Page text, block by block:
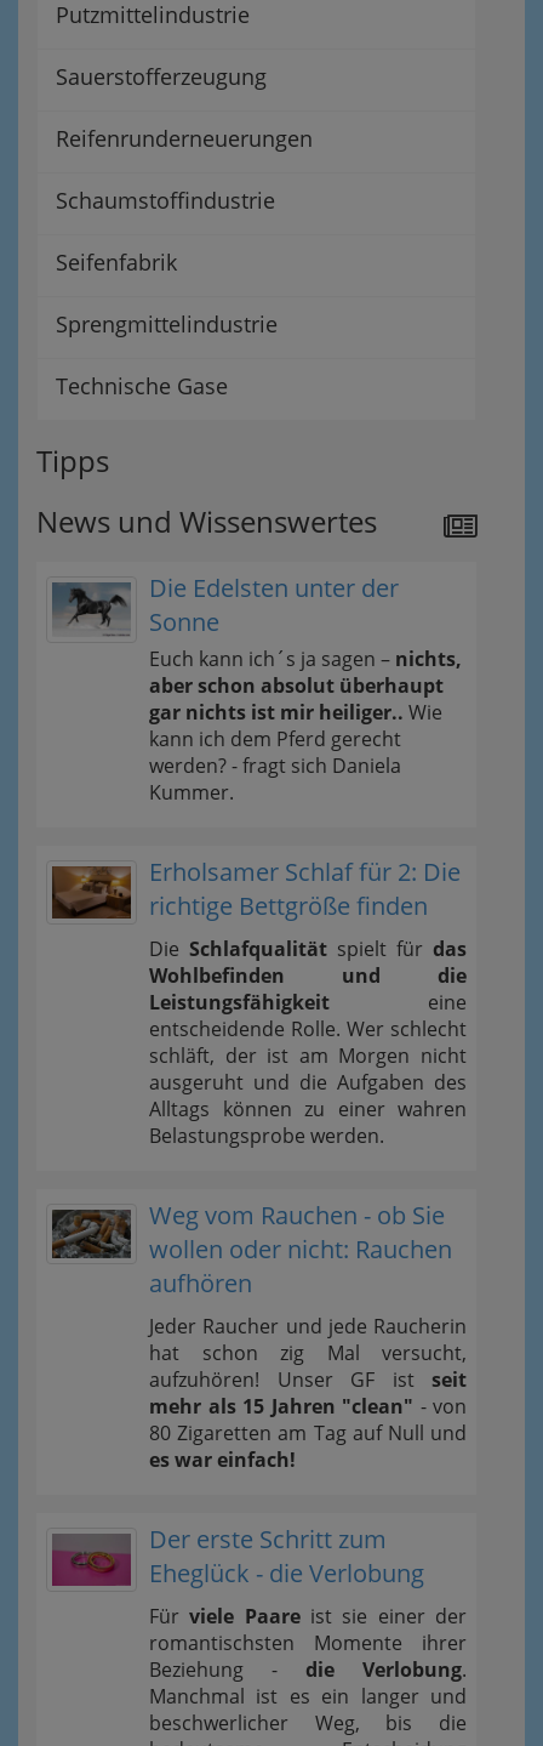
Putzmittelindustrie
Sauerstofferzeugung
Reifenrunderneuerungen
Schaumstoffindustrie
Seifenfabrik
Sprengmittelindustrie
Technische Gase
Tipps
News und Wissenswertes
Die Edelsten unter der
Sonne
Euch kann ich´s ja sagen – nichts,
aber schon absolut überhaupt
gar nichts ist mir heiliger.. Wie
kann ich dem Pferd gerecht
werden? - fragt sich Daniela
Kummer.
Erholsamer Schlaf für 2: Die
richtige Bettgröße finden
Die Schlafqualität spielt für das
Wohlbefinden und die
Leistungsfähigkeit eine
entscheidende Rolle. Wer schlecht
schläft, der ist am Morgen nicht
ausgeruht und die Aufgaben des
Alltags können zu einer wahren
Belastungsprobe werden.
Weg vom Rauchen - ob Sie
wollen oder nicht: Rauchen
aufhören
Jeder Raucher und jede Raucherin
hat schon zig Mal versucht,
aufzuhören! Unser GF ist seit
mehr als 15 Jahren "clean" - von
80 Zigaretten am Tag auf Null und
es war einfach!
Der erste Schritt zum
Eheglück - die Verlobung
Fürviele Paareist sie einer der
romantischsten Momente ihrer
Beziehung - die Verlobung.
Manchmal ist es ein langer und
beschwerlicher Weg, bis die